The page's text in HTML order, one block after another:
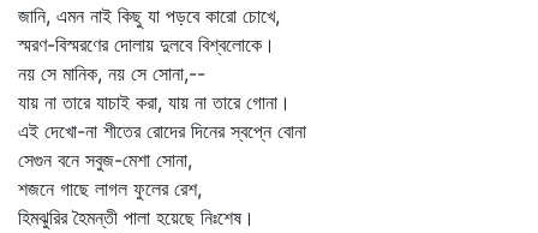
জানি, এমন নাই কিছু যা পড়বে কারো চোখে,
স্মরণ-বিস্মরণের দোলায় দুলবে বিশ্বলোকে।
নয় সে মানিক, নয় সে সোনা,--
যায় না তারে যাচাই করা, যায় না তারে গোনা।
এই দেখো-না শীতের রোদের দিনের স্বপ্নে বোনা
সেগুন বনে সবুজ-মেশা সোনা,
শজনে গাছে লাগল ফুলের রেশ,
হিমঝুরির হৈমন্তী পালা হয়েছে নিঃশেষ।